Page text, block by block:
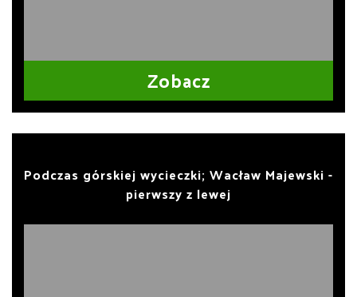
Zobacz
Podczas górskiej wycieczki; Wacław Majewski -
pierwszy z lewej